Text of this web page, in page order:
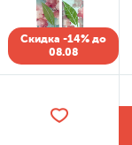
Скидка -14% до
08.08